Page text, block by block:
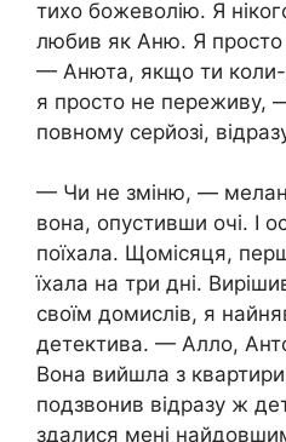
тихо божеволію. Я
любив як Аню. Я просто
— Анюта, якщо ти коли-
я просто не переживу,
повному серйозі,
— Чи не зміню, —
вона, опустивши очі. І
поїхала. Щомісяця,
їхала на три дні.
своїм домислів, я
детектива. — Алло,
Вона вийшла з
подзвонив відразу ж
здалися мені